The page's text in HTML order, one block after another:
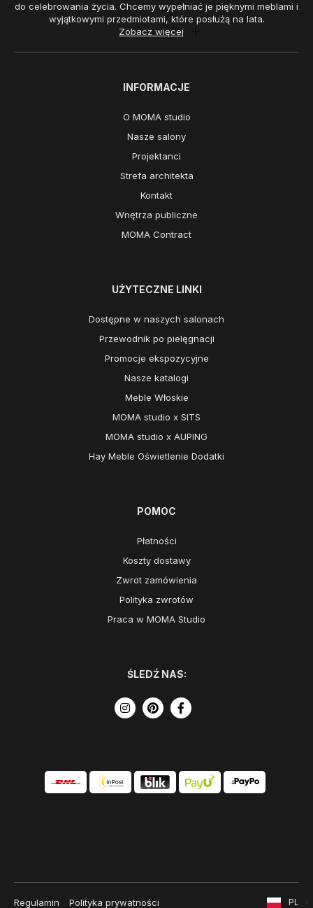
do celebrowania życia. Chcemy wypełniać je pięknymi meblami i
wyjątkowymi przedmiotami, które posłużą na lata.
Zobacz więcej
INFORMACJE
O MOMA studio
Nasze salony
Projektanci
Strefa architekta
Kontakt
Wnętrza publiczne
MOMA Contract
UŻYTECZNE LINKI
Dostępne w naszych salonach
Przewodnik po pielęgnacji
Promocje ekspozycyjne
Nasze katalogi
Meble Włoskie
MOMA studio x SITS
MOMA studio x AUPING
Hay Meble Oświetlenie Dodatki
POMOC
Płatności
Koszty dostawy
Zwrot zamówienia
Polityka zwrotów
Praca w MOMA Studio
ŚLEDŹ NAS:
Regulamin Polityka prywatności PL